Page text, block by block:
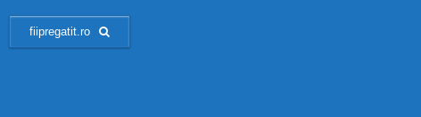
fiipregatit.ro